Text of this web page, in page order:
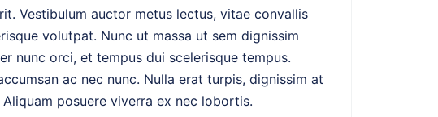
Vestibulum auctor metus lectus, vitae convallis
volutpat. Nunc ut massa ut sem dignissim
nunc orci, et tempus dui scelerisque tempus.
ac nec nunc. Nulla erat turpis, dignissim at
posuere viverra ex nec lobortis.